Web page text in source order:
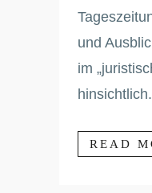
und
im
READ